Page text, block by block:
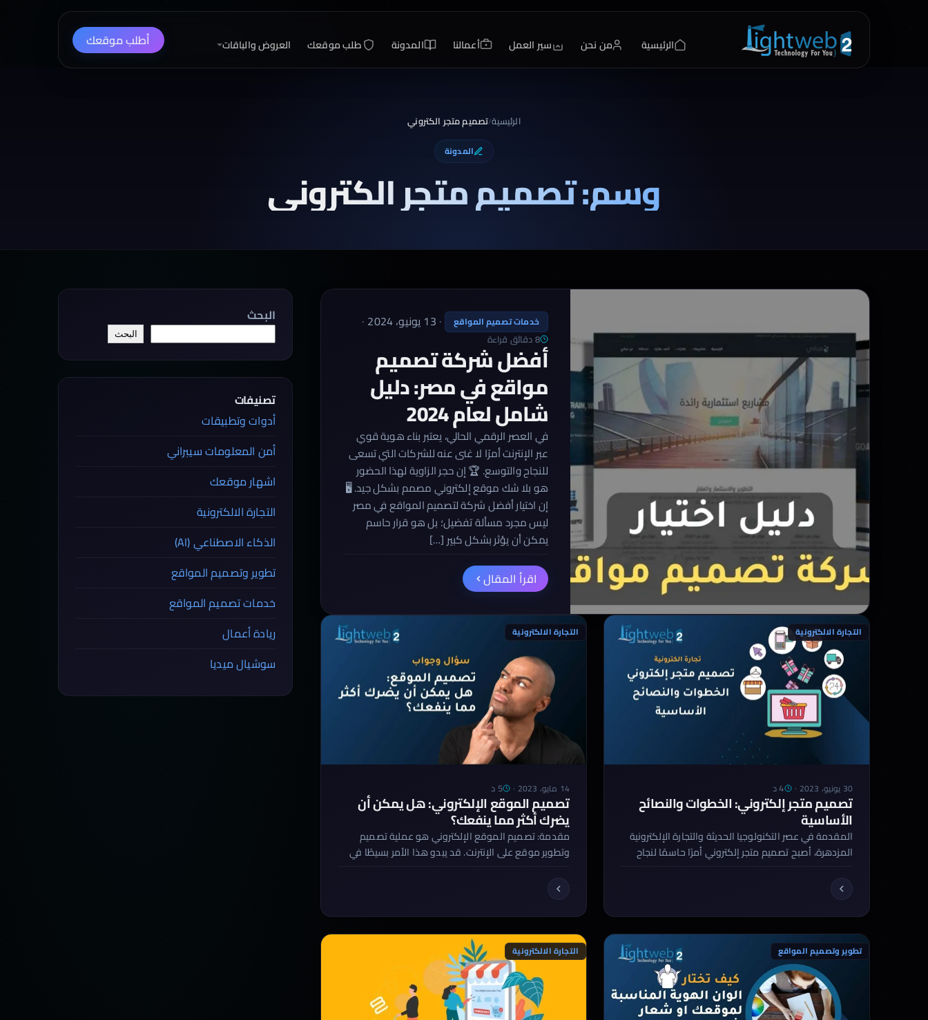
الرئيسية من نحن سير العمل أعمالنا المدونة طلب موقعك العروض والباقات أطلب موقعك
الرئيسية/تصميم متجر الكتروني
المدونة
وسم: تصميم متجر الكتروني
خدمات تصميم المواقع · 13 يونيو، 2024 ·
8 دقائق قراءة
أفضل شركة تصميم
مواقع في مصر: دليل
شامل لعام 2024
في العصر الرقمي الحالي، يعتبر بناء هوية قوي
عبر الإنترنت أمرًا لا غنى عنه للشركات التي تسعى
للنجاح والتوسع. 🏆 إن حجر الزاوية لهذا الحضور
هو بلا شك موقع إلكتروني مصمم بشكل جيد. 🖥️
إن اختيار أفضل شركة لتصميم المواقع في مصر
ليس مجرد مسألة تفضيل؛ بل هو قرار حاسم
يمكن أن يؤثر بشكل كبير […]
اقرأ المقال
التجارة الالكترونية
30 يونيو، 2023 · 4 د
تصميم متجر إلكتروني: الخطوات والنصائح
الأساسية
المقدمة في عصر التكنولوجيا الحديثة والتجارة الإلكترونية
المزدهرة، أصبح تصميم متجر إلكتروني أمرًا حاسمًا لنجاح
تجاري عبر الإنترنت وترغب في بناء متجر إلكتروني ناجح، فإن
فهم أساسيات تصميم المتاجر الإلكترونية أمر ضروري. في
هذا المقال، سنلقي نظرة على الخطوات الأساسية
والنصائح لتصميم متجر إلكتروني فعال وجذاب. […]
التجارة الالكترونية
14 مايو، 2023 · 5 د
تصميم الموقع الإلكتروني: هل يمكن أن
يضرك أكثر مما ينفعك؟
مقدمة: تصميم الموقع الإلكتروني هو عملية تصميم
وتطوير موقع على الإنترنت. قد يبدو هذا الأمر بسيطًا في
الإلكتروني العديد من العوامل المعقدة التي يجب
مراعاتها لتحقيق نتائج إيجابية. ومن هذه العوامل
الأساسية: الهيكلة الصحيحة، وتجربة المستخدم، وسهولة
الاستخدام، والتصميم الجذاب والمؤثر. الحل: التركيز على
الأهم لتجنب الضرر بموقعك […]
تطوير وتصميم المواقع التجارة الالكترونية
البحث
البحث
تصنيفات
أدوات وتطبيقات
أمن المعلومات سيبراني
اشهار موقعك
التجارة الالكترونية
الذكاء الاصطناعي (AI)
تطوير وتصميم المواقع
خدمات تصميم المواقع
ريادة أعمال
سوشيال ميديا